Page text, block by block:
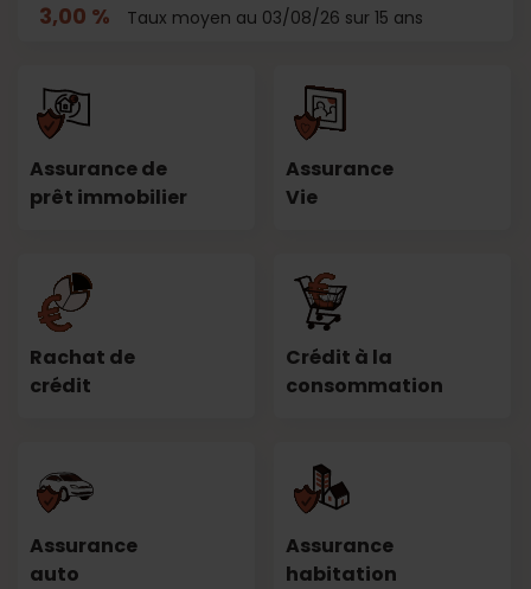
3,00 % Taux moyen au 03/08/26 sur 15 ans
Assurance de
prêt immobilier
Assurance
Vie
Rachat de
crédit
Crédit à la
consommation
Assurance
auto
Assurance
habitation